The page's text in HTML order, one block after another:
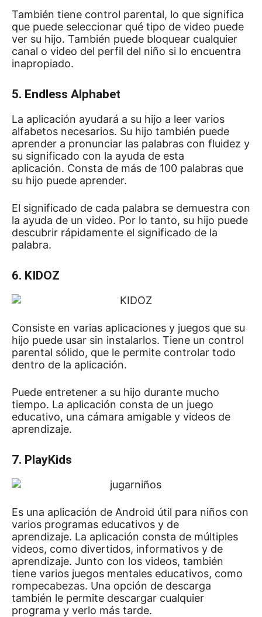
También tiene control parental, lo que significa
que puede seleccionar qué tipo de video puede
ver su hijo. También puede bloquear cualquier
canal o video del perfil del niño si lo encuentra
inapropiado.
5. Endless Alphabet
La aplicación ayudará a su hijo a leer varios
alfabetos necesarios. Su hijo también puede
aprender a pronunciar las palabras con fluidez y
su significado con la ayuda de esta
aplicación. Consta de más de 100 palabras que
su hijo puede aprender.
El significado de cada palabra se demuestra con
la ayuda de un video. Por lo tanto, su hijo puede
descubrir rápidamente el significado de la
palabra.
6. KIDOZ
Consiste en varias aplicaciones y juegos que su
hijo puede usar sin instalarlos. Tiene un control
parental sólido, que le permite controlar todo
dentro de la aplicación.
Puede entretener a su hijo durante mucho
tiempo. La aplicación consta de un juego
educativo, una cámara amigable y videos de
aprendizaje.
7. PlayKids
Es una aplicación de Android útil para niños con
varios programas educativos y de
aprendizaje. La aplicación consta de múltiples
videos, como divertidos, informativos y de
aprendizaje. Junto con los videos, también
tiene varios juegos mentales educativos, como
rompecabezas. Una opción de descarga
también le permite descargar cualquier
programa y verlo más tarde.